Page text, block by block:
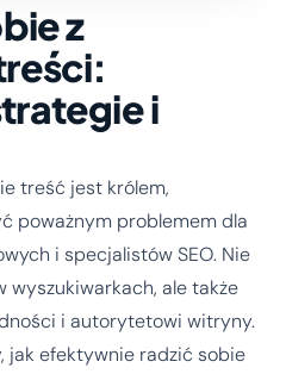
z
i
treść jest królem,
poważnym problemem dla
i specjalistów SEO. Nie
wyszukiwarkach, ale także
i autorytetowi witryny.
jak efektywnie radzić sobie